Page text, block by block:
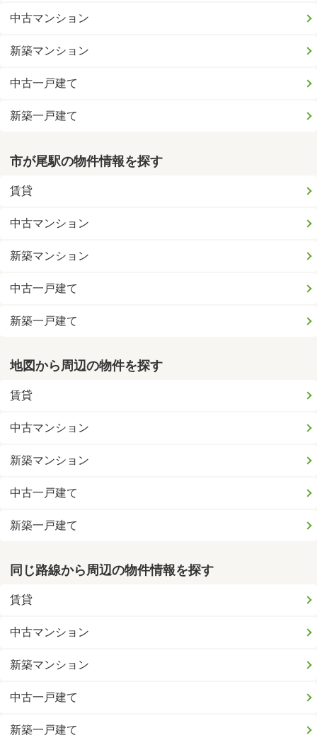
中古マンション
新築マンション
中古一戸建て
新築一戸建て
市が尾駅の物件情報を探す
賃貸
中古マンション
新築マンション
中古一戸建て
新築一戸建て
地図から周辺の物件を探す
賃貸
中古マンション
新築マンション
中古一戸建て
新築一戸建て
同じ路線から周辺の物件情報を探す
賃貸
中古マンション
新築マンション
中古一戸建て
新築一戸建て